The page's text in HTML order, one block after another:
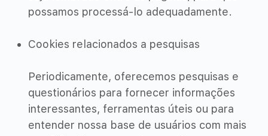
possamos processá-lo adequadamente.
Cookies relacionados a pesquisas
Periodicamente, oferecemos pesquisas e
questionários para fornecer informações
interessantes, ferramentas úteis ou para
entender nossa base de usuários com mais